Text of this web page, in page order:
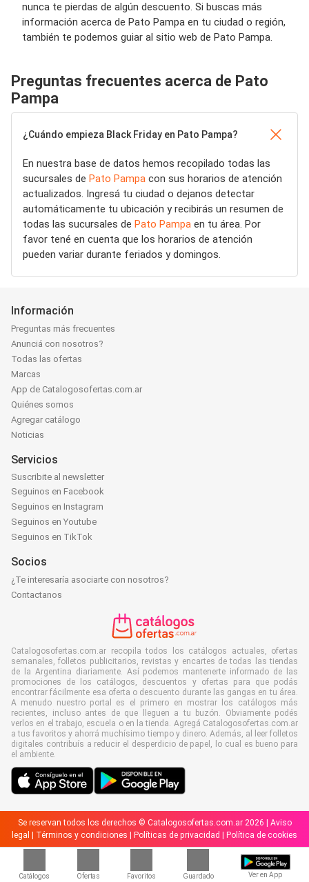
Catálogos Ofertas Favoritos Guardado Ver en App
nunca te pierdas de algún descuento. Si buscas más
información acerca de Pato Pampa en tu ciudad o región,
también te podemos guiar al sitio web de Pato Pampa.
Preguntas frecuentes acerca de Pato
Pampa
¿Cuándo empieza Black Friday en Pato Pampa?
En nuestra base de datos hemos recopilado todas las
sucursales de Pato Pampa con sus horarios de atención
actualizados. Ingresá tu ciudad o dejanos detectar
automáticamente tu ubicación y recibirás un resumen de
todas las sucursales de Pato Pampa en tu área. Por
favor tené en cuenta que los horarios de atención
pueden variar durante feriados y domingos.
Información
Preguntas más frecuentes
Anunciá con nosotros?
Todas las ofertas
Marcas
App de Catalogosofertas.com.ar
Quiénes somos
Agregar catálogo
Noticias
Servicios
Suscribite al newsletter
Seguinos en Facebook
Seguinos en Instagram
Seguinos en Youtube
Seguinos en TikTok
Socios
¿Te interesaría asociarte con nosotros?
Contactanos
Catalogosofertas.com.ar recopila todos los catálogos actuales, ofertas
semanales, folletos publicitarios, revistas y encartes de todas las tiendas
de la Argentina diariamente. Así podemos mantenerte informado de las
promociones de los catálogos, descuentos y ofertas para que podás
encontrar fácilmente esa oferta o descuento durante las gangas en tu área.
A menudo nuestro portal es el primero en mostrar los catálogos más
recientes, incluso antes de que lleguen a tu buzón. Obviamente podés
verlos en el trabajo, escuela o en la tienda. Agregá Catalogosofertas.com.ar
a tus favoritos y ahorrá muchísimo tiempo y dinero. Además, al leer folletos
digitales contribuís a reducir el desperdicio de papel, lo cual es bueno para
el ambiente.
Se reservan todos los derechos © Catalogosofertas.com.ar 2026 | Aviso
legal
Términos y condiciones Políticas de privacidad Política de cookies